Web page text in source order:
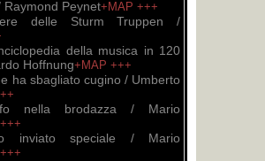
Raymond Peynet+MAP +++
delle Sturm Truppen /
della musica in 120
Hoffnung+MAP +++
ha sbagliato cugino / Umberto
nella brodazza / Mario
+++
inviato speciale / Mario
+++